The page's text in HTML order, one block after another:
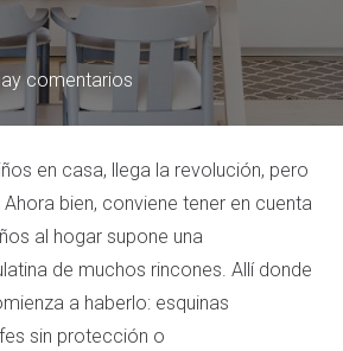
comentarios
en casa, llega la revolución, pero
Ahora bien, conviene tener en cuenta
al hogar supone una
de muchos rincones. Allí donde
a haberlo: esquinas
sin protección o